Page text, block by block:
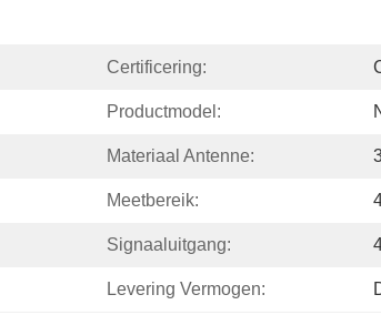
Certificering:
Productmodel:
Materiaal Antenne:
Meetbereik:
Signaaluitgang:
Levering Vermogen: